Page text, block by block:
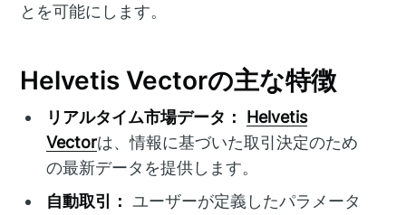
とを可能にします。
Helvetis Vectorの主な特徴
リアルタイム市場データ：
Helvetis
Vectorは、情報に基づいた取引決定のため
の最新データを提供します。
自動取引： ユーザーが定義したパラメータ